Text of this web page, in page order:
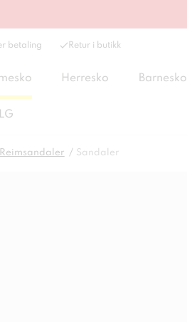
betaling Retur i butikk
Herresko Barnesko
Reimsandaler Sandaler